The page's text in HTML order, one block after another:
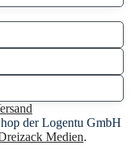
der Logentu GmbH
Medien.